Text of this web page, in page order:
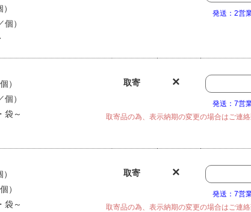
）
発送：2営
）
）
袋～
取寄 ×
発送：7営
取寄品の為、表示納期の変更の場合はご連絡
）
袋～
取寄 ×
発送：7営
取寄品の為、表示納期の変更の場合はご連絡